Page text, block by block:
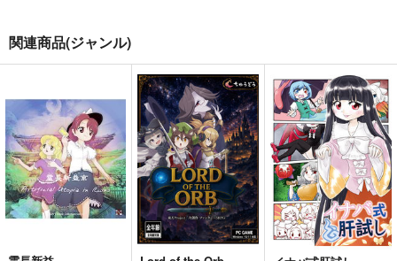
関連商品(ジャンル)